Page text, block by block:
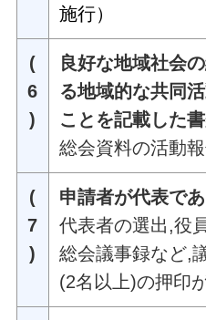
施行）
(
6
)
良好な地域社会
る地域的な共同
ことを記載した
総会資料の活動
(
7
)
申請者が代表で
代表者の選出,役
総会議事録など,
(2名以上)の押印